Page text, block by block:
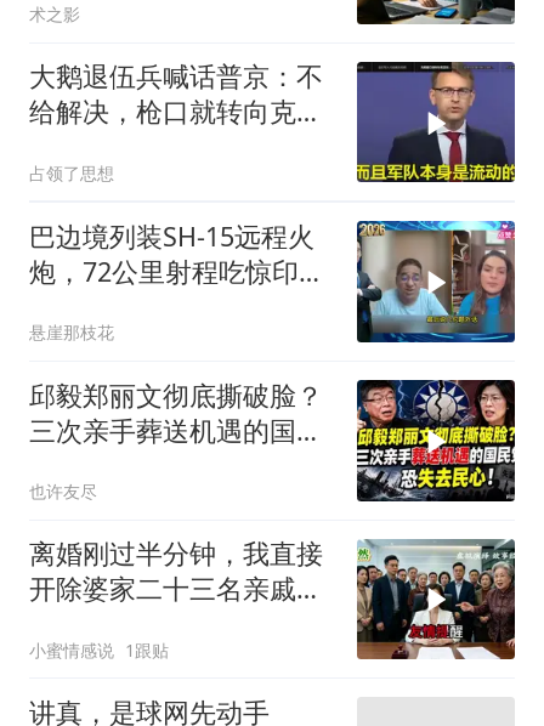
术之影
大鹅退伍兵喊话普京：不
给解决，枪口就转向克里
占领了思想
巴边境列装SH-15远程火
炮，72公里射程吃惊印度
悬崖那枝花
邱毅郑丽文彻底撕破脸？
三次亲手葬送机遇的国民
也许友尽
离婚刚过半分钟，我直接
开除婆家二十三名亲戚，
归她儿子管理
小蜜情感说 1跟贴
讲真，是球网先动手